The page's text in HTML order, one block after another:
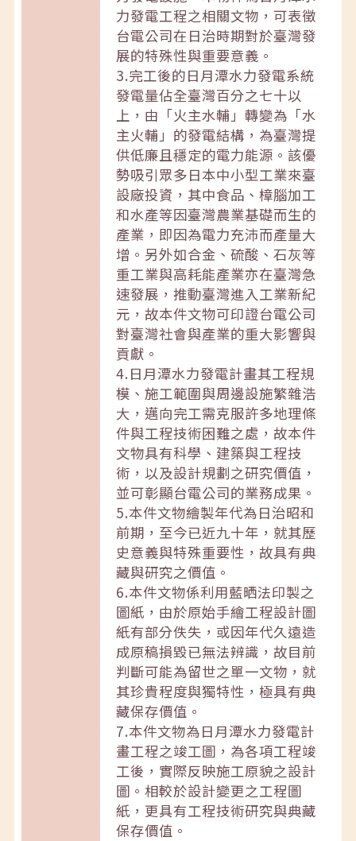
力發電工程之相關文物，可表徵
台電公司在日治時期對於臺灣發
展的特殊性與重要意義。
3.完工後的日月潭水力發電系統
發電量佔全臺灣百分之七十以
上，由「火主水輔」轉變為「水
主火輔」的發電結構，為臺灣提
供低廉且穩定的電力能源。該優
勢吸引眾多日本中小型工業來臺
設廠投資，其中食品、樟腦加工
和水產等因臺灣農業基礎而生的
產業，即因為電力充沛而產量大
增。另外如合金、硫酸、石灰等
重工業與高耗能產業亦在臺灣急
速發展，推動臺灣進入工業新紀
元，故本件文物可印證台電公司
對臺灣社會與產業的重大影響與
貢獻。
4.日月潭水力發電計畫其工程規
模、施工範圍與周邊設施繁雜浩
大，邁向完工需克服許多地理條
件與工程技術困難之處，故本件
文物具有科學、建築與工程技
術，以及設計規劃之研究價值，
並可彰顯台電公司的業務成果。
5.本件文物繪製年代為日治昭和
前期，至今已近九十年，就其歷
史意義與特殊重要性，故具有典
藏與研究之價值。
6.本件文物係利用藍晒法印製之
圖紙，由於原始手繪工程設計圖
紙有部分佚失，或因年代久遠造
成原稿損毀已無法辨識，故目前
判斷可能為留世之單一文物，就
其珍貴程度與獨特性，極具有典
藏保存價值。
7.本件文物為日月潭水力發電計
畫工程之竣工圖，為各項工程竣
工後，實際反映施工原貌之設計
圖。相較於設計變更之工程圖
紙，更具有工程技術研究與典藏
保存價值。